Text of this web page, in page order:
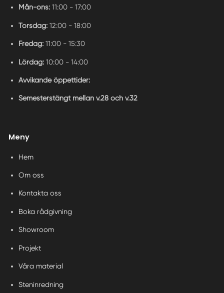
Mån-ons: 11:00 - 17:00
Torsdag:12:00 - 18:00
Fredag:11:00 - 15:30
Lördag:10:00 - 14:00
Avvikande öppettider:
Semesterstängt mellan v.28 och v.32
Meny
Hem
Om oss
Kontakta oss
Boka rådgivning
Showroom
Projekt
Våra material
Steninredning